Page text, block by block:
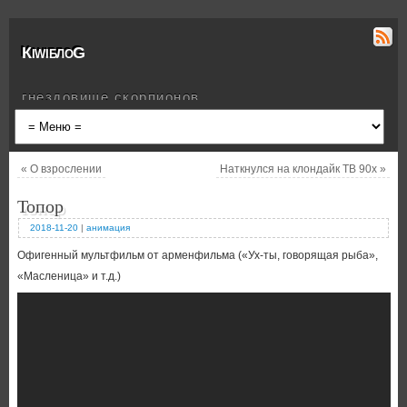
КiwiблоG
гнездовище скорпионов
« О взрослении Наткнулся на клондайк ТВ 90х»
Топор
2018-11-20 | анимация
Офигенный мультфильм от арменфильма («Ух-ты, говорящая рыба»,
«Масленица» и т.д.)